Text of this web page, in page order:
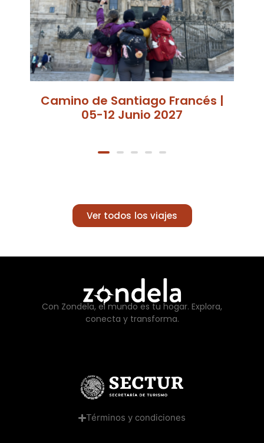
Camino de Santiago Francés |
05-12 Junio 2027
Ver todos los viajes
Con Zondela, el mundo es tu hogar. Explora,
conecta y transforma.
Términos y condiciones